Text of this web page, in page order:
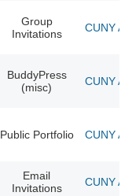
Group
Invitations
CUNY
BuddyPress
(misc)
CUNY
Public Portfolio CUNY
Email
Invitations
CUNY